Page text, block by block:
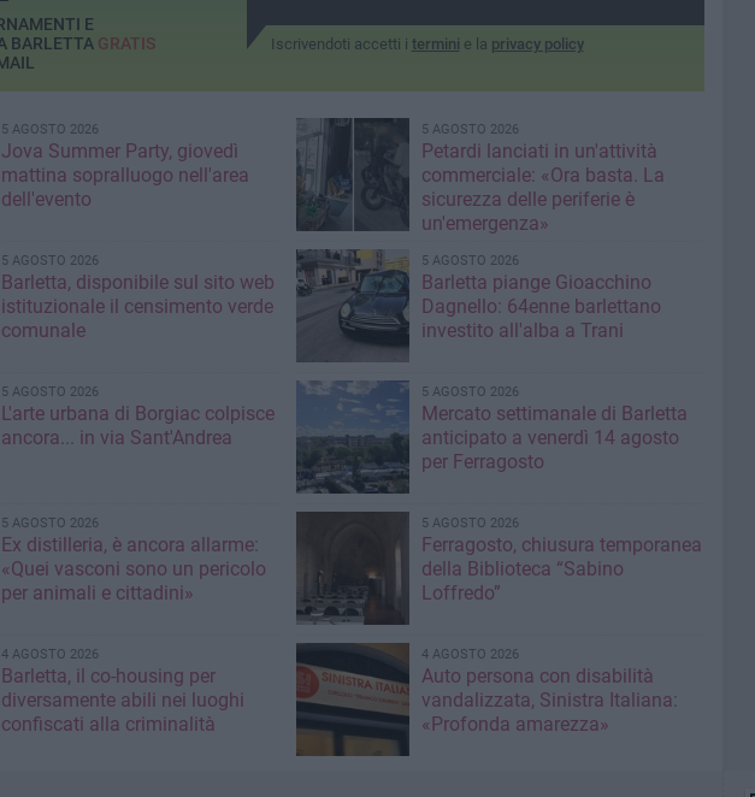
Iscrivendoti accetti i termini e la privacy policy
E
BARLETTA GRATIS
5 AGOSTO 2026
Jova Summer Party, giovedì
mattina sopralluogo nell'area
dell'evento
5 AGOSTO 2026
Petardi lanciati in un'attività
commerciale: «Ora basta. La
sicurezza delle periferie è
un'emergenza»
5 AGOSTO 2026
Barletta, disponibile sul sito web
istituzionale il censimento verde
comunale
5 AGOSTO 2026
Barletta piange Gioacchino
Dagnello: 64enne barlettano
investito all'alba a Trani
5 AGOSTO 2026
L'arte urbana di Borgiac colpisce
ancora... in via Sant'Andrea
5 AGOSTO 2026
Mercato settimanale di Barletta
anticipato a venerdì 14 agosto
per Ferragosto
5 AGOSTO 2026
Ex distilleria, è ancora allarme:
«Quei vasconi sono un pericolo
per animali e cittadini»
5 AGOSTO 2026
Ferragosto, chiusura temporanea
della Biblioteca “Sabino
Loffredo”
4 AGOSTO 2026
Barletta, il co-housing per
diversamente abili nei luoghi
confiscati alla criminalità
4 AGOSTO 2026
Auto persona con disabilità
vandalizzata, Sinistra Italiana:
«Profonda amarezza»